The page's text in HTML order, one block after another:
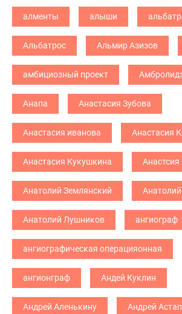
алменты алыши
Альбатрос Альмир Азизов
амбициозный проект
Анапа Анастасия Зубова
Анастасия иванова Анастасия
Анастасия Кукушкина Анастсия
Анатолий Землянский
Анатолий Лушников ангиограф
ангиографическая операцияонная
ангионграф Андей Куклин
Андрей Аленькину Андрей